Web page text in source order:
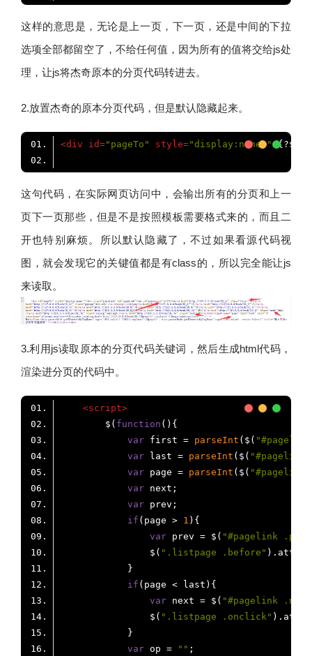
这样的意思是，无论是上一页，下一页，还是中间的下拉
选项全部都留空了，不给任何值，因为所有的值将交给js处
理，让js将杰奇原本的分页代码转进去。
2.放置杰奇的原本分页代码，但是默认隐藏起来。
<div id="pageTo" style="display:none;">
这句代码，在实际网页访问中，会输出所有的分页和上一
页下一页那些，但是不是按照模板需要格式来的，而且二
开也特别麻烦。所以默认隐藏了，不过如果看源代码视
图，就会发现它的关键值都是有class的，所以完全能让js
来读取。
3.利用js读取原本的分页代码关键词，然后生成html代码，
渲染进分页的代码中。
<script>
        $(
function ( )
var first = parseInt ($(
var last = parseInt ($(
var page = parseInt ($( "#pagelink
var
var
if (page > 1
var prev = $( "#pagelink
                $(
".listpage .before" ).attr(
if
var next = $( "#pagelink
                $(
".listpage .onclick" ).attr(
var op = ""